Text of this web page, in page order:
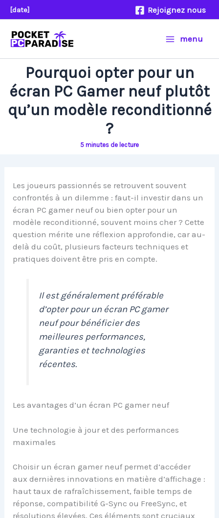
Aller
au
contenu
[date] Rejoignez nous
menu
Pourquoi opter pour un
écran PC Gamer neuf plutôt
qu’un modèle reconditionné
?
5 minutes de lecture
Les joueurs passionnés se retrouvent souvent
confrontés à un dilemme : faut-il investir dans un
écran PC gamer neuf ou bien opter pour un
modèle reconditionné, souvent moins cher ? Cette
question mérite une réflexion approfondie, car au-
delà du coût, plusieurs facteurs techniques et
pratiques doivent être pris en compte.
Il est généralement préférable
d’opter pour un écran PC gamer
neuf pour bénéficier des
meilleures performances,
garanties et technologies
récentes.
Les avantages d’un écran PC gamer neuf
Une technologie à jour et des performances
maximales
Choisir un écran gamer neuf permet d’accéder
aux dernières innovations en matière d’affichage :
haut taux de rafraîchissement, faible temps de
réponse, compatibilité G-Sync ou FreeSync, et
résolutions élevées. Ces éléments sont cruciaux